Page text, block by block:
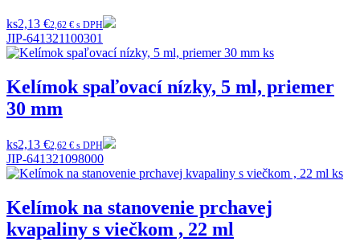
ks2,13 €2,62 € s DPH
JIP-641321100301
Kelímok spaľovací nízky, 5 ml, priemer
30 mm
ks2,13 €2,62 € s DPH
JIP-641321098000
Kelímok na stanovenie prchavej
kvapaliny s viečkom , 22 ml